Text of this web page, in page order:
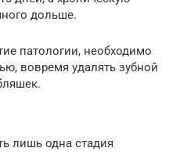
дольше.
патологии, необходимо
вовремя удалять зубной
лишь одна стадия